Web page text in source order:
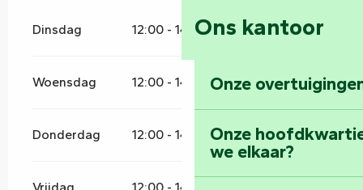
Ons kantoor
Onze
Onze
we elkaar?
Dinsdag 12:00 - 14:00
Woensdag 12:00 - 14:00
Donderdag 12:00 - 14:00